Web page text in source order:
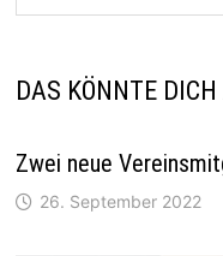
DAS KÖNNTE
Zwei neue
26. September 2022